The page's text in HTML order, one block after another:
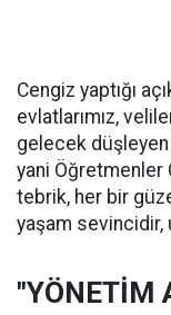
Cengiz yaptığı
evlatlarımız,
gelecek düşleyen
yani Öğretmenler
tebrik, her bir
yaşam sevincidir,
"YÖNETİM